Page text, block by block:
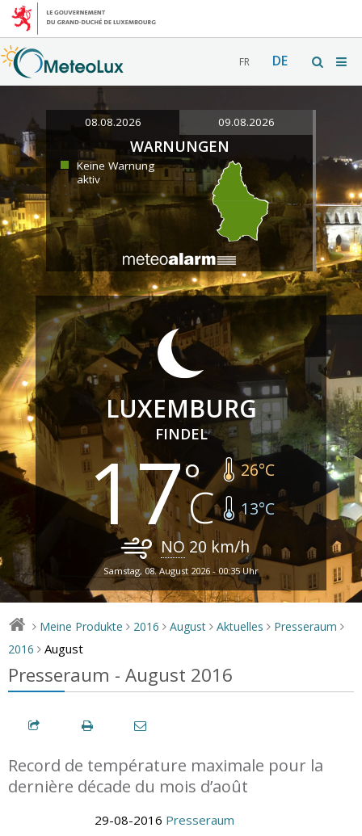
FR DE
08.08.2026 09.08.2026
WARNUNGEN
Keine Warnung
aktiv
LUXEMBURG
FINDEL
17 26°C
13°C
NO 20 km/h
Samstag, 08. August 2026 - 00:35 Uhr
> Meine Produkte > 2016 > August > Aktuelles > Presseraum >
2016 > August
Presseraum - August 2016
Record de température maximale pour la
dernière décade du mois d’août
29-08-2016 Presseraum